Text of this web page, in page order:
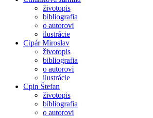
životopis
bibliografia
o autorovi
ilustrácie
Cipár Miroslav
životopis
bibliografia
o autorovi
ilustrácie
Cpin Štefan
životopis
bibliografia
o autorovi